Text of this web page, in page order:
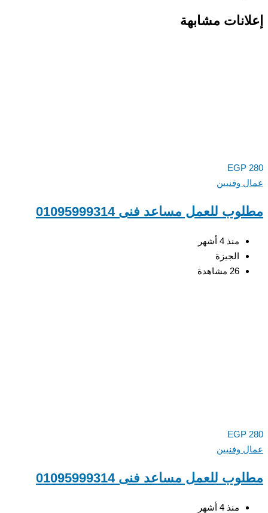
مشابهة
EGP
وفنيين
للعمل مساعد فنى 01095999314
منذ 4 أشهر
الجيزة
EGP
وفنيين
للعمل مساعد فنى 01095999314
منذ 4 أشهر